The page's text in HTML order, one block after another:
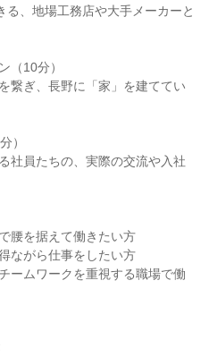
、地場工務店や大手メーカーと
（10分）
繋ぎ、長野に「家」を建ててい
）
社員たちの、実際の交流や入社
腰を据えて働きたい方
ながら仕事をしたい方
ームワークを重視する職場で働